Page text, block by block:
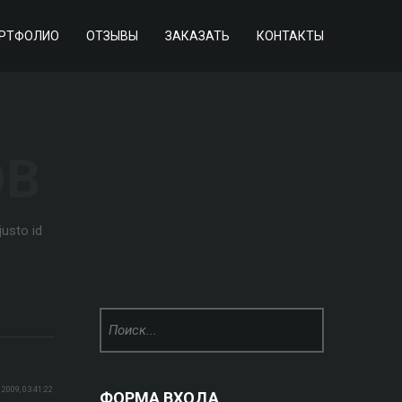
ОТЗЫВЫ ЗАКАЗАТЬ КОНТАКТЫ
id
03:41:22 ФОРМА ВХОДА